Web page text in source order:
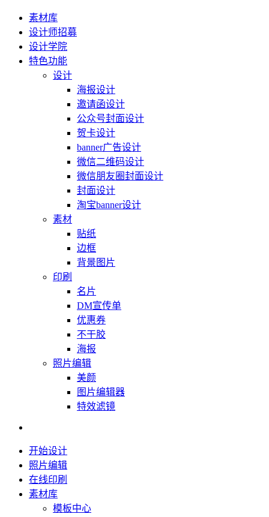
素材库
设计师招募
设计学院
特色功能
设计
海报设计
邀请函设计
公众号封面设计
贺卡设计
banner广告设计
微信二维码设计
微信朋友圈封面设计
封面设计
淘宝banner设计
素材
贴纸
边框
背景图片
印刷
名片
DM宣传单
优惠券
不干胶
海报
照片编辑
美颜
图片编辑器
特效滤镜
开始设计
照片编辑
在线印刷
素材库
模板中心